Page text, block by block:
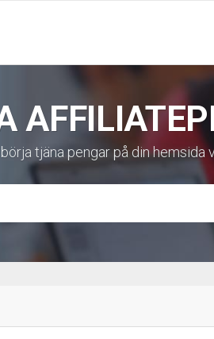
tjäna pengar på din hemsida